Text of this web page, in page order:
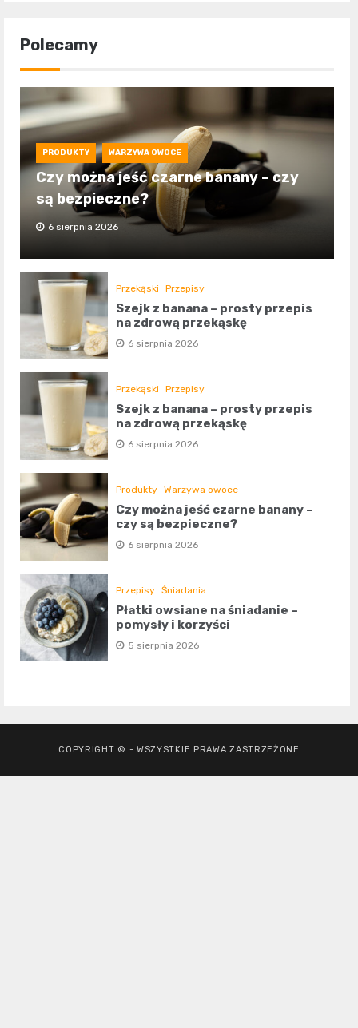
Polecamy
PRODUKTY WARZYWA OWOCE
Czy można jeść czarne banany – czy
są bezpieczne?
6 sierpnia 2026
Przekąski Przepisy
Szejk z banana – prosty przepis
na zdrową przekąskę
6 sierpnia 2026
Przekąski Przepisy
Szejk z banana – prosty przepis
na zdrową przekąskę
6 sierpnia 2026
Produkty Warzywa owoce
Czy można jeść czarne banany –
czy są bezpieczne?
6 sierpnia 2026
Przepisy Śniadania
Płatki owsiane na śniadanie –
pomysły i korzyści
5 sierpnia 2026
COPYRIGHT © - WSZYSTKIE PRAWA ZASTRZEŻONE